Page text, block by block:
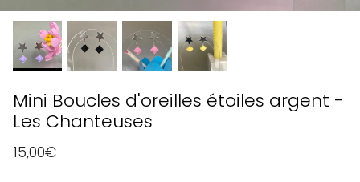
Mini Boucles d'oreilles étoiles argent -
Les Chanteuses
15,00€